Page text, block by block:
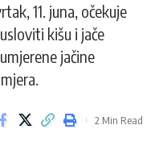
11. juna, očekuje
kišu i jače
jačine
2 Min Read